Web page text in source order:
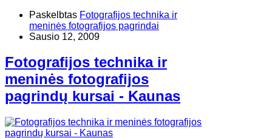
Paskelbtas Fotografijos technika ir
meninės fotografijos pagrindai
Sausio 12, 2009
Fotografijos technika ir
meninės fotografijos
pagrindų kursai - Kaunas